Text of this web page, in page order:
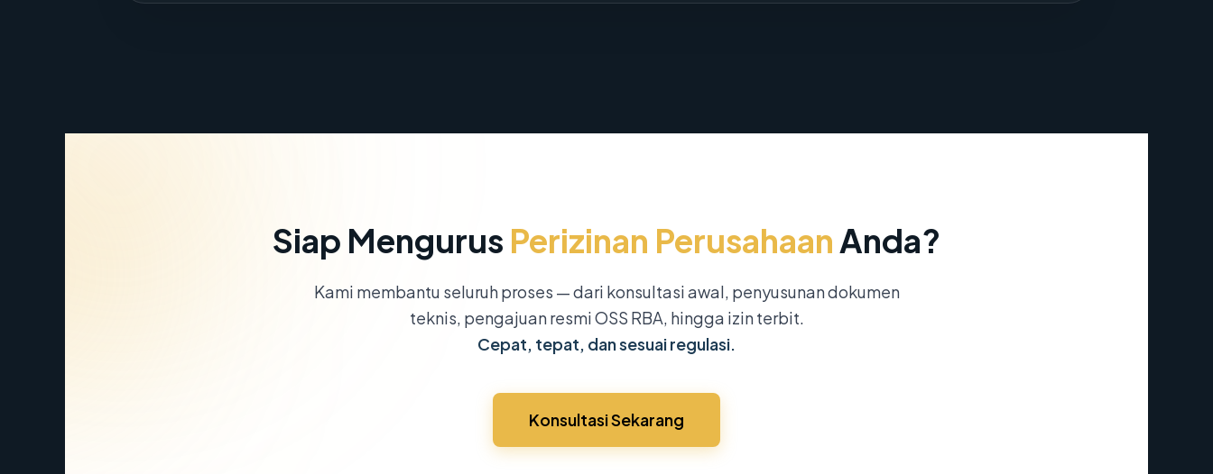
Siap Mengurus Perizinan PerusahaanAnda?
Kami membantu seluruh proses — dari konsultasi awal, penyusunan dokumen
teknis, pengajuan resmi OSS RBA, hingga izin terbit.
Cepat, tepat, dan sesuai regulasi.
Konsultasi Sekarang